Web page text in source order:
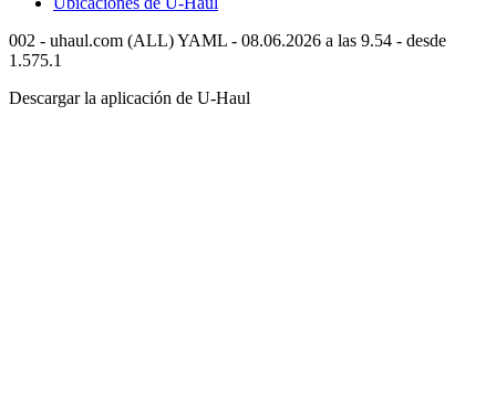
002 - uhaul.com (ALL) YAML - 08.06.2026 a las 9.54 - desde
1.575.1
Descargar la aplicación de U-Haul